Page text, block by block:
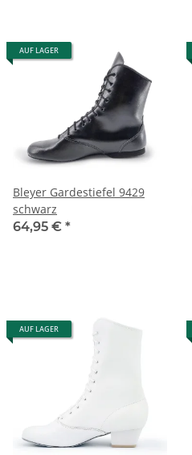
AUF LAGER
Bleyer Gardestiefel 9429
schwarz
64,95 € *
AUF LAGER